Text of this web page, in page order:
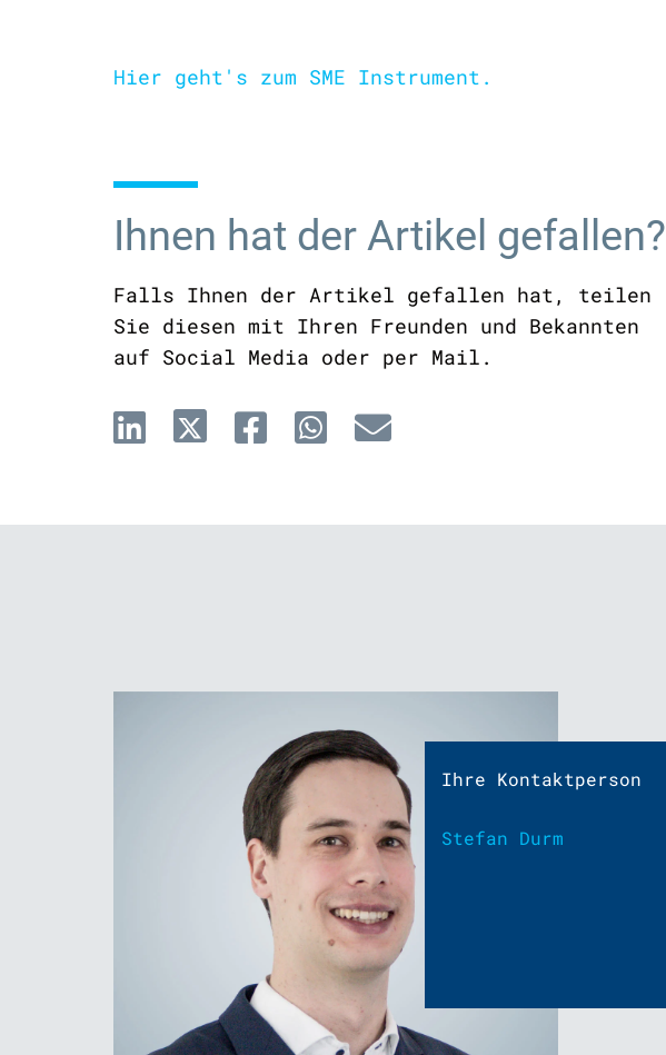
Hier geht's zum SME Instrument.
Ihnen hat der Artikel gefallen?
Falls Ihnen der Artikel gefallen hat, teilen
Sie diesen mit Ihren Freunden und Bekannten
auf Social Media oder per Mail.
Ihre Kontaktperson
Stefan Durm